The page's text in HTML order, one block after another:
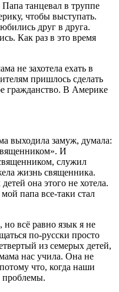
Папа танцевал в труппе
чтобы выступать.
друг в друга.
Как раз в это время
не захотела ехать в
пришлось сделать
гражданство. В Америке
выходила замуж, думала:
И
служил
жизнь священника.
она этого не хотела.
папа все-таки стал
всё равно язык я не
по-русски просто
из семерых детей,
нас учила. Она не
что, когда наши
проблемы.